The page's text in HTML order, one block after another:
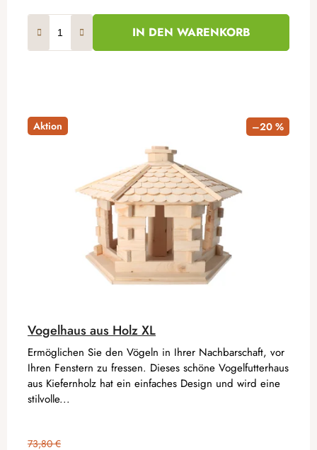
IN DEN WARENKORB
Aktion –20 %
Vogelhaus aus Holz XL
73,80 €
Ermöglichen Sie den Vögeln in Ihrer Nachbarschaft, vor
Ihren Fenstern zu fressen. Dieses schöne Vogelfutterhaus
aus Kiefernholz hat ein einfaches Design und wird eine
stilvolle...